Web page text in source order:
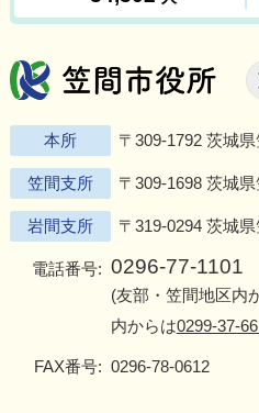
本所 〒309-1792 茨城
笠間支所 〒309-1698 茨城
岩間支所 〒319-0294 茨城
電話番号: 0296-77-1101
(友部・笠間地区内
内からは0299-37-
FAX番号: 0296-78-0612